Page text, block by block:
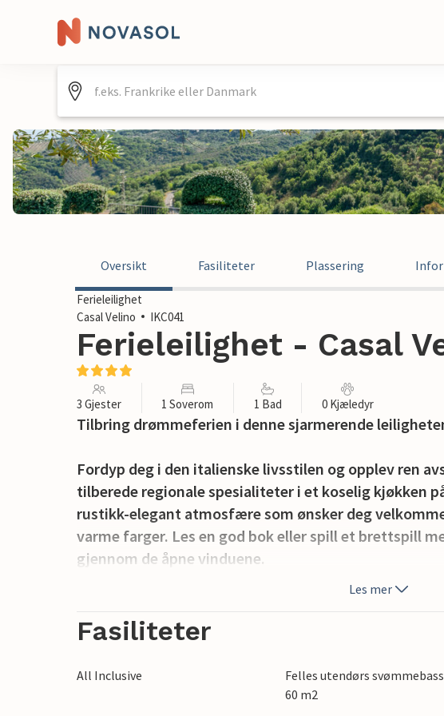
Oversikt Fasiliteter Plassering
Ferieleilighet
Casal Velino
IKC041
Ferieleilighet - Casal
3 Gjester 1 Soverom 1 Bad 0 Kjæledyr
Tilbring drømmeferien i denne sjarmerende
Fordyp deg i den italienske livsstilen og opplev ren
tilberede regionale spesialiteter i et koselig kjøkken
rustikk-elegant atmosfære som ønsker deg
varme farger. Les en god bok eller spill et brettspill
gjennom de åpne vinduene.
omkringliggende åsene. Tilbring dagene ved det
sittegruppene og beundre solnedgangen med et
Les mer
Fasiliteter
All Inclusive
Felles utendørs
60 m2